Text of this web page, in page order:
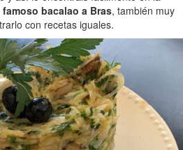
famoso bacalao a Bras, también muy
con recetas iguales.